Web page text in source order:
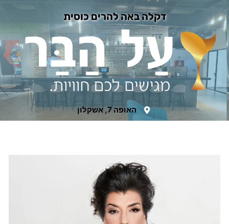
דקלה באה להרים כוסית
האופה 7, אשקלון